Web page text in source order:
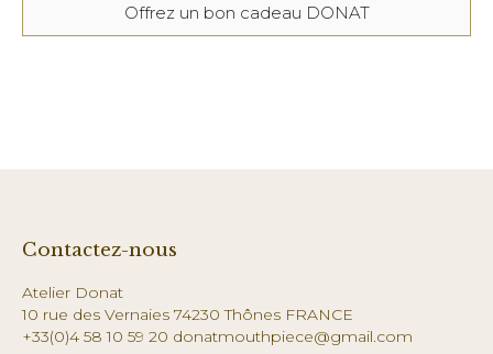
Offrez un bon cadeau DONAT
Contactez-nous
Atelier Donat
10 rue des Vernaies 74230 Thônes FRANCE
+33(0)4 58 10 59 20 donatmouthpiece@gmail.com